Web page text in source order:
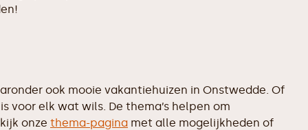
ook mooie vakantiehuizen in Onstwedde. Of
voor elk wat wils. De thema’s helpen om
onze thema-pagina met alle mogelijkheden of